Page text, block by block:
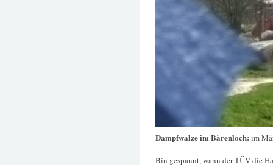
Dampfwalze im Bärenloch: im
Bin gespannt, wann der TÜV die